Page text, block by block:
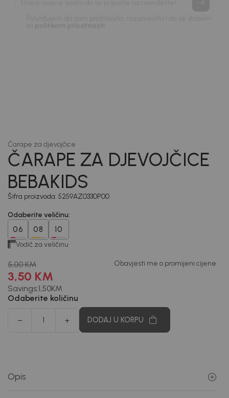
Čarape za djevojčice
ČARAPE ZA DJEVOJČICE
BEBAKIDS
Šifra proizvoda: 5259AZ0330P00
Odaberite veličinu:
06 08 10
Vodič za veličinu
5,00 KM
3,50 KM
Savings:1,50KM
Obavjesti me o promijeni cijene
Odaberite količinu
DODAJ U KORPU
Opis